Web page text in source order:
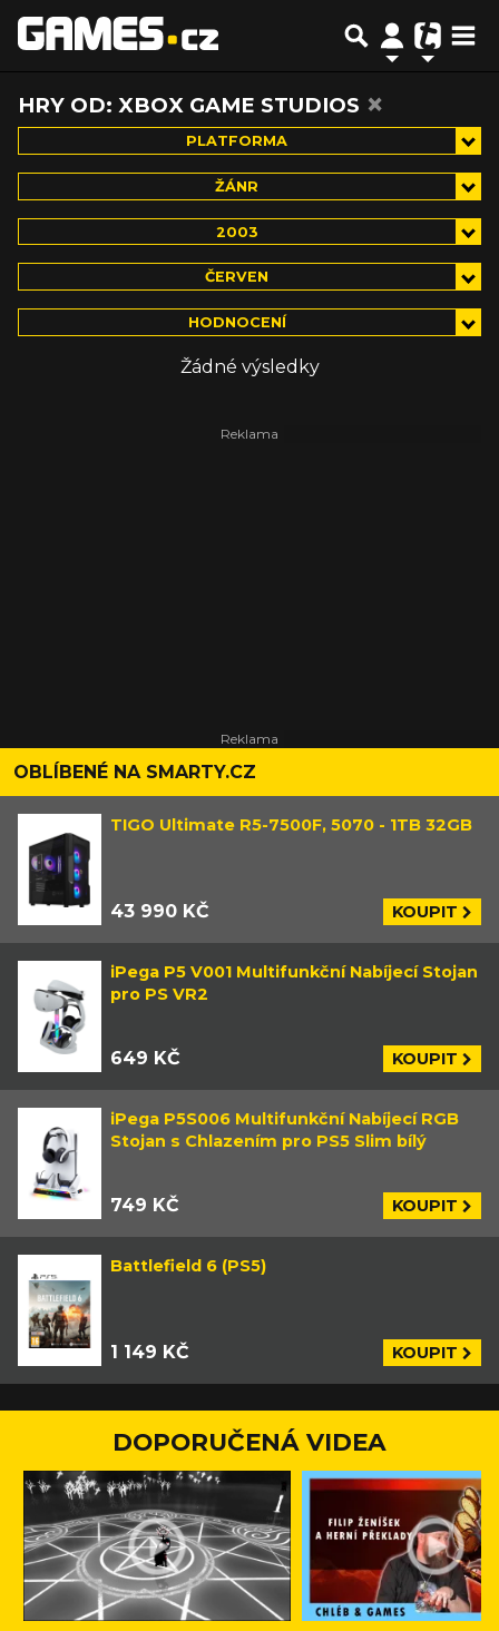
HRY OD: XBOX GAME STUDIOS ×
PLATFORMA
ŽÁNR
2003
ČERVEN
HODNOCENÍ
Žádné výsledky
OBLÍBENÉ NA SMARTY.CZ
TIGO Ultimate R5-7500F, 5070 - 1TB 32GB
43 990 KČ KOUPIT
iPega P5 V001 Multifunkční Nabíjecí Stojan
pro PS VR2
649 KČ KOUPIT
iPega P5S006 Multifunkční Nabíjecí RGB
Stojan s Chlazením pro PS5 Slim bílý
749 KČ KOUPIT
Battlefield 6 (PS5)
1 149 KČ KOUPIT
DOPORUČENÁ VIDEA